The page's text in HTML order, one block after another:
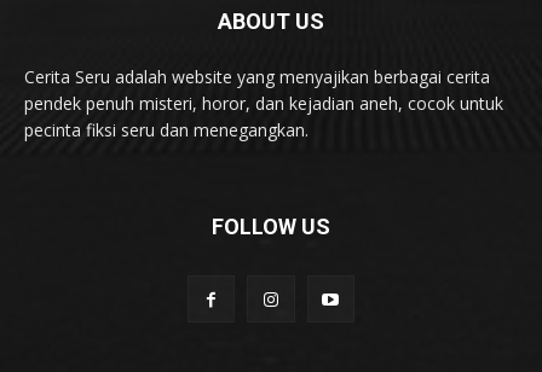
ABOUT US
Cerita Seru adalah website yang menyajikan berbagai cerita
pendek penuh misteri, horor, dan kejadian aneh, cocok untuk
pecinta fiksi seru dan menegangkan.
FOLLOW US